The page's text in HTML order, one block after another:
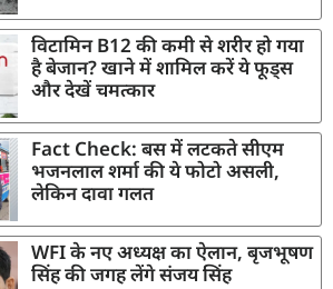
विटामिन B12 की कमी से शरीर हो गया
है बेजान? खाने में शामिल करें ये फूड्स
और देखें चमत्कार
Fact Check: बस में लटकते सीएम
भजनलाल शर्मा की ये फोटो असली,
लेकिन दावा गलत
WFI के नए अध्यक्ष का ऐलान, बृजभूषण
सिंह की जगह लेंगे संजय सिंह